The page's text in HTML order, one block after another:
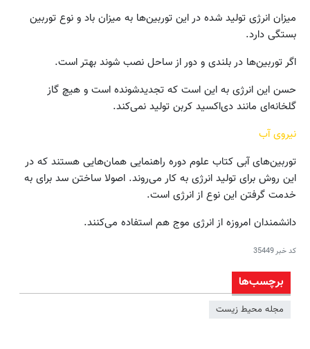
میزان انرژی تولید شده در این توربین‌ها به میزان باد و نوع توربین
بستگی دارد.
اگر توربین‌ها در بلندی و دور از ساحل نصب شوند بهتر است.
حسن این انرژی به این است که تجدیدشونده است و هیچ گاز
گلخانه‌ای مانند دی‌اکسید کربن تولید نمی‌کند.
نیروی آب
توربین‌های آبی کتاب علوم دوره راهنمایی همان‌هایی هستند که در
این روش برای تولید انرژی به کار می‌روند. اصولا ساختن سد برای به‌
خدمت گرفتن این نوع از انرژی است.
دانشمندان امروزه از انرژی موج هم استفاده می‌کنند.
کد خبر35449
برچسب‌ها
مجله محیط زیست